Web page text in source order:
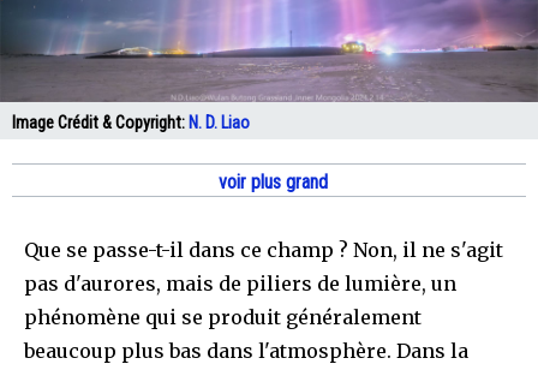
Image Crédit & Copyright: N. D. Liao
voir plus grand
Que se passe-t-il dans ce champ ? Non, il ne s'agit
pas d'aurores, mais de piliers de lumière, un
phénomène qui se produit généralement
beaucoup plus bas dans l'atmosphère. Dans la